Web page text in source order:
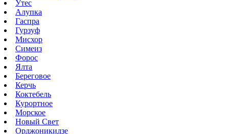
Утес
Алупка
Гаспра
Гурзуф
Мисхор
Симеиз
Форос
Ялта
Береговое
Керчь
Коктебель
Курортное
Морское
Новый Свет
Орджоникидзе